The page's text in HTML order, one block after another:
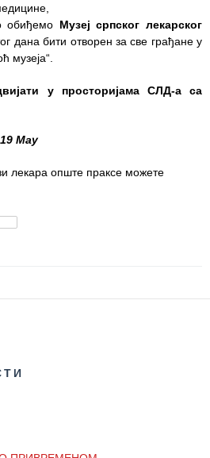
обиђемо Музеј српског лекарског
дана бити отворен за све грађане у
музеја“.
у просторијама СЛД-а са
May
лекара опште праксе можете
ПРИВРЕМЕНОМ